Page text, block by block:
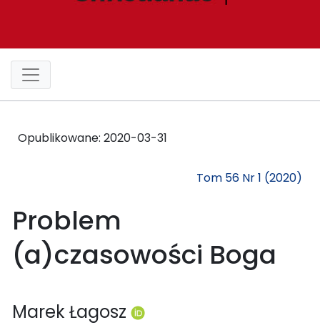
Opublikowane: 2020-03-31
Tom 56 Nr 1 (2020)
Problem
(a)czasowości Boga
Marek Łagosz